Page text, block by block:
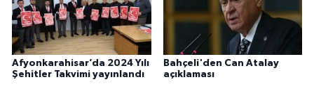
Afyonkarahisar’da 2024 Yılı
Şehitler Takvimi yayınlandı
Bahçeli'den Can Atalay
açıklaması